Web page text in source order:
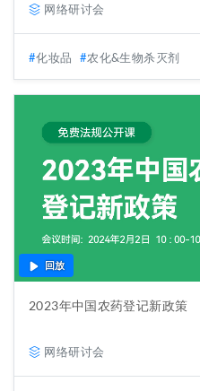
网络研讨会
化妆品 农化&生物杀灭剂
回放
2023年中国农药登记新政策
网络研讨会